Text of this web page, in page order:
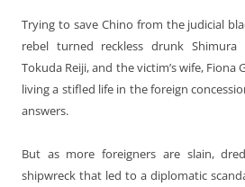
Trying to save Chino from the judicial
rebel turned reckless drunk Shimura
Tokuda Reiji, and the victim’s wife, Fiona
living a stifled life in the foreign
answers.
But as more foreigners are slain,
shipwreck that led to a diplomatic